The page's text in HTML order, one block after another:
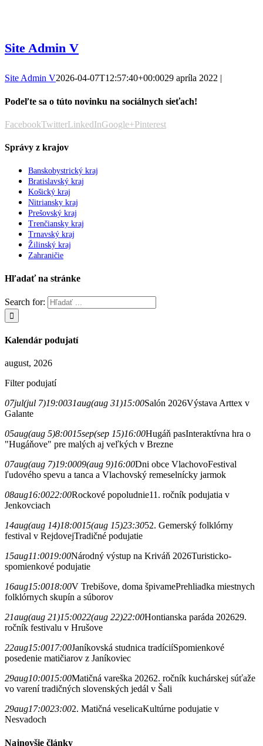
Site Admin V
Site Admin V2026-04-07T12:57:40+00:0029 apríla 2022 |
Podeľte sa o túto novinku na sociálnych sieťach!
FacebookTwitterLinkedInGoogle+Pinterest
Správy z krajov
Banskobystrický kraj
Bratislavský kraj
Košický kraj
Nitriansky kraj
Prešovský kraj
Trenčiansky kraj
Trnavský kraj
Žilinský kraj
Zahraničie
Hľadať na stránke
Search for:
Kalendár podujatí
august, 2026
Filter podujatí
07jul(jul 7)19:0031aug(aug 31)15:00Salón 2026Výstava Arttex v
Galante
05aug(aug 5)8:0015sep(sep 15)16:00Hugáň pasInteraktívna hra o
"Hugáňove" pre malých aj veľkých v Brezne
07aug(aug 7)19:0009(aug 9)16:00Dni obce VlachovoFestival
ľudového spevu a tanca a Vlachovský remeselnícky jarmok
08aug16:0022:00Rockové popoludnie11. ročník podujatia v
Jenkovciach
14aug(aug 14)18:0015(aug 15)23:3052. Gemerský folklórny
festival v RejdovejTradičné podujatie
15aug11:0019:00Národný výstup na Kriváň 2026Turisticko-
spomienkové podujatie
16aug15:0018:00V Trebišove, doma špivamePrehliadka miestnych
folklórnych skupín a súborov
21aug(aug 21)15:0022(aug 22)22:00Hontianska paráda 202629.
ročník festivalu v Hrušove
22aug15:0017:00Janíkovská studnica tradíciíSpomienkové
posedenie matičiarov z Janíkoviec
29aug10:0015:00Matičná vareška 20262. ročník kuchárskej súťaže
vo varení tradičných slovenských jedál v Šali
29aug17:0023:002. Matičná veselicaKultúrne podujatie v
Nesvadoch
Najnovšie články